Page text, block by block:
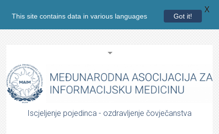
Iscjeljenje pojedinca - ozdravljenje čovječanstva
This site contains data in various languages Got it!
X